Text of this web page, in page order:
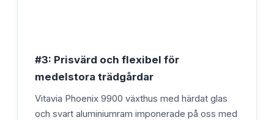
#3: Prisvärd och flexibel för
medelstora trädgårdar
Vitavia Phoenix 9900 växthus med härdat glas
och svart aluminiumram imponerade på oss med